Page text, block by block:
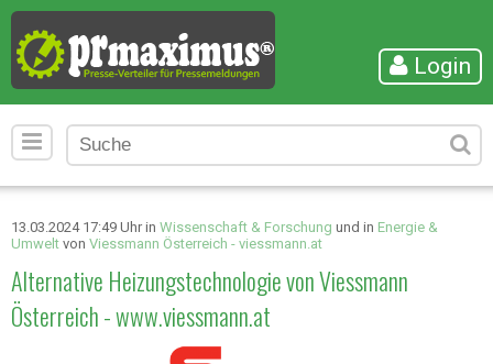
Login
13.03.2024 17:49 Uhr in Wissenschaft & Forschung und in Energie &
Umwelt von Viessmann Österreich - viessmann.at
Alternative Heizungstechnologie von Viessmann
Österreich - www.viessmann.at